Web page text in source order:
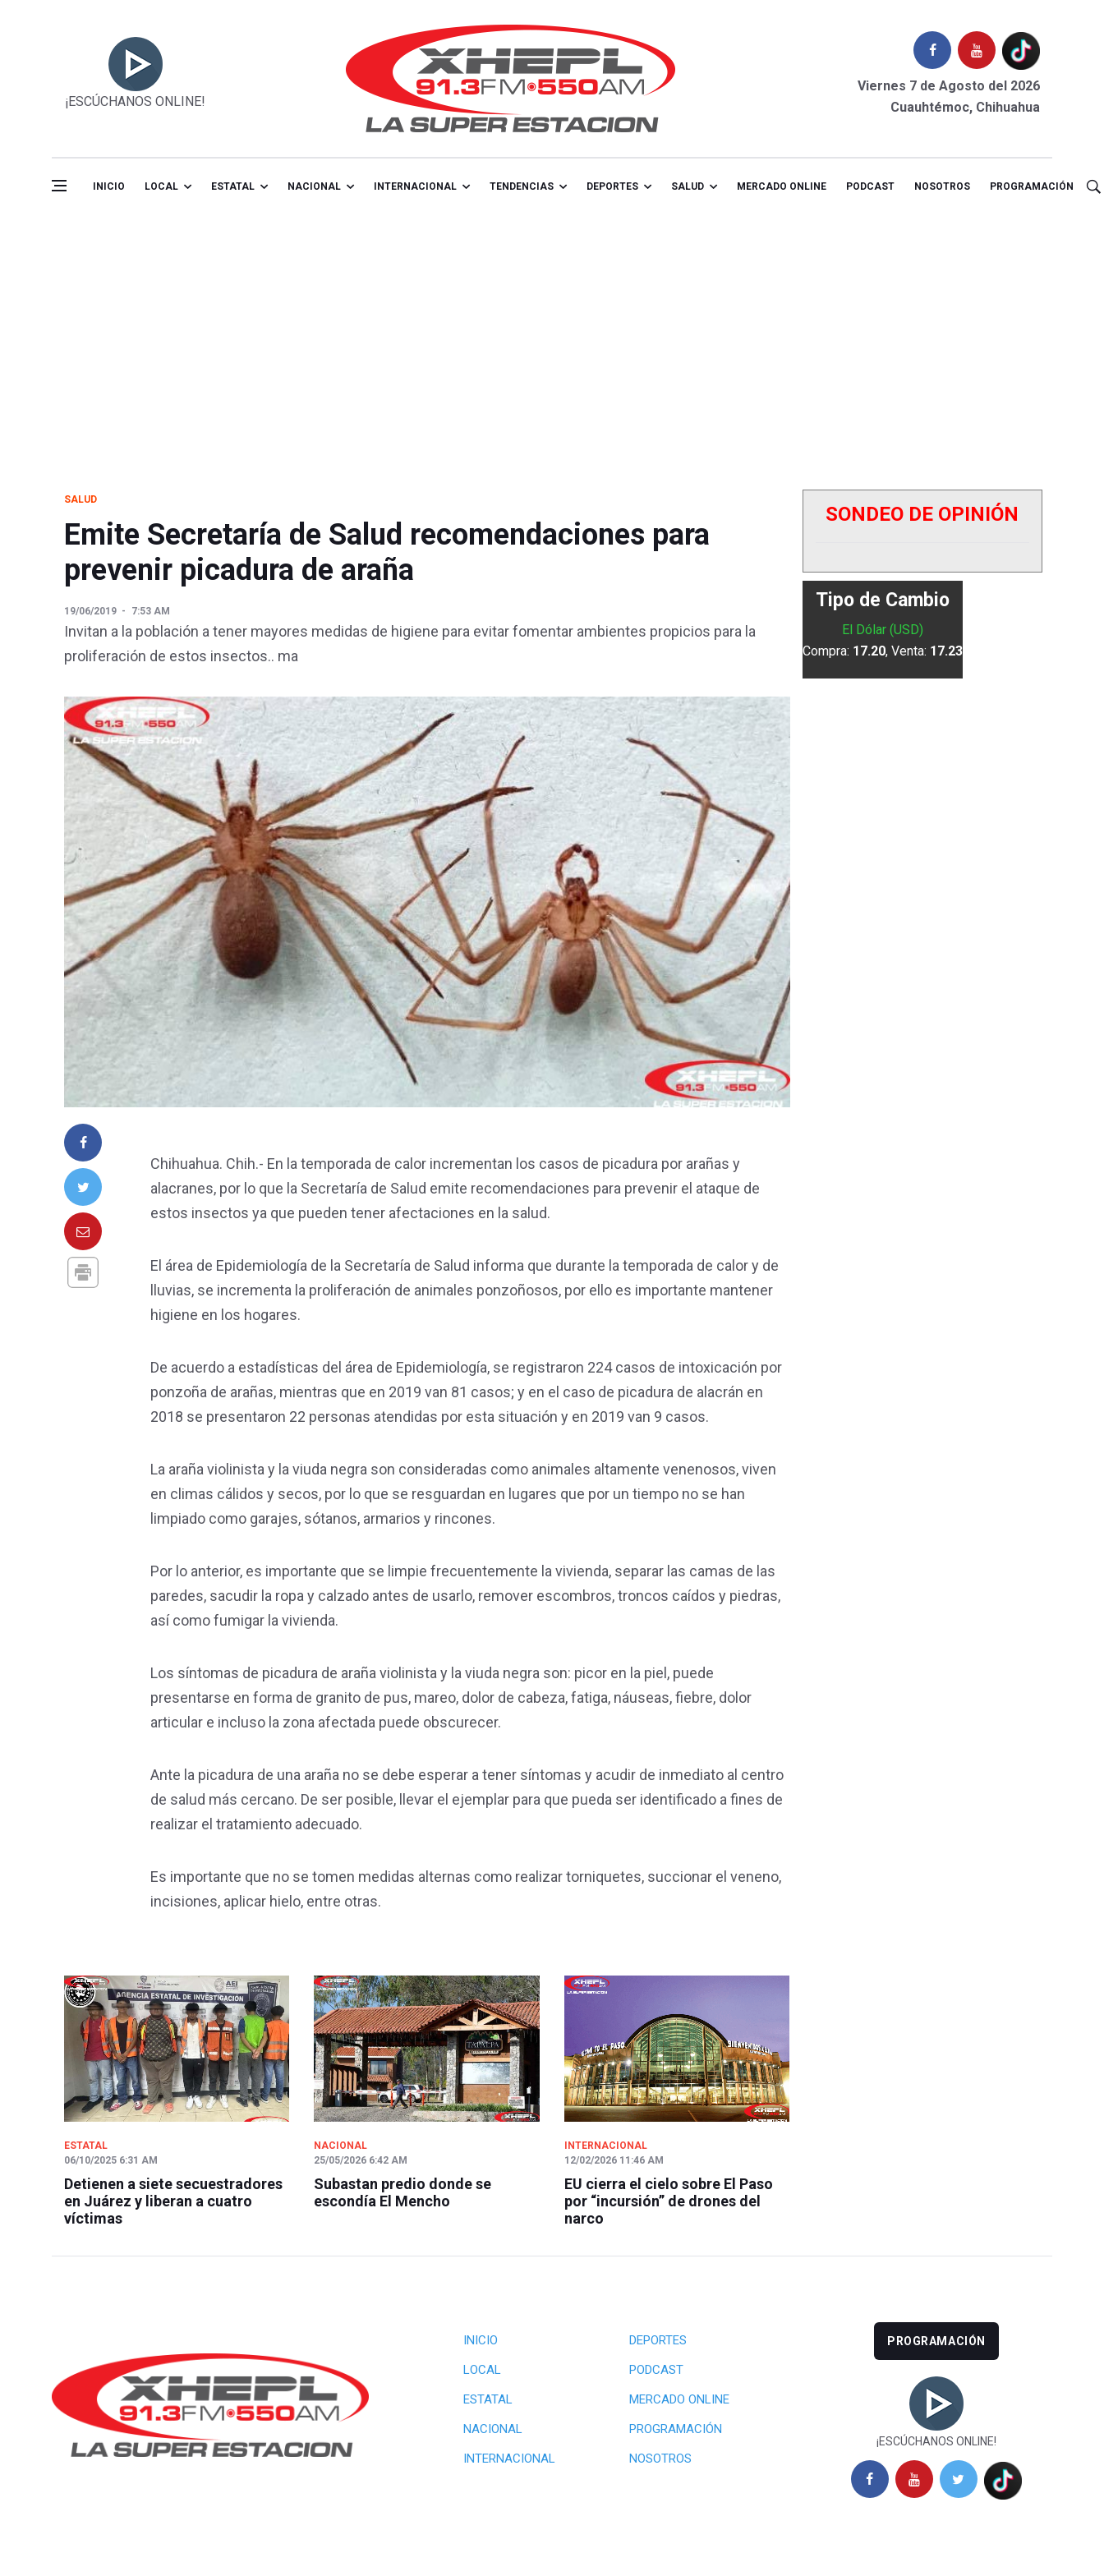
¡ESCÚCHANOS ONLINE!
Viernes 7 de Agosto del 2026
Cuauhtémoc, Chihuahua
INICIO LOCAL ESTATAL NACIONAL INTERNACIONAL TENDENCIAS DEPORTES SALUD MERCADO ONLINE PODCAST NOSOTROS PROGRAMACIÓN
SALUD
Emite Secretaría de Salud recomendaciones para
prevenir picadura de araña
19/06/2019 7:53 AM
Invitan a la población a tener mayores medidas de higiene para evitar fomentar ambientes propicios para la
proliferación de estos insectos.. ma
Chihuahua. Chih.- En la temporada de calor incrementan los casos de picadura por arañas y
alacranes, por lo que la Secretaría de Salud emite recomendaciones para prevenir el ataque de
estos insectos ya que pueden tener afectaciones en la salud.
El área de Epidemiología de la Secretaría de Salud informa que durante la temporada de calor y de
lluvias, se incrementa la proliferación de animales ponzoñosos, por ello es importante mantener
higiene en los hogares.
De acuerdo a estadísticas del área de Epidemiología, se registraron 224 casos de intoxicación por
ponzoña de arañas, mientras que en 2019 van 81 casos; y en el caso de picadura de alacrán en
2018 se presentaron 22 personas atendidas por esta situación y en 2019 van 9 casos.
La araña violinista y la viuda negra son consideradas como animales altamente venenosos, viven
en climas cálidos y secos, por lo que se resguardan en lugares que por un tiempo no se han
limpiado como garajes, sótanos, armarios y rincones.
Por lo anterior, es importante que se limpie frecuentemente la vivienda, separar las camas de las
paredes, sacudir la ropa y calzado antes de usarlo, remover escombros, troncos caídos y piedras,
así como fumigar la vivienda.
Los síntomas de picadura de araña violinista y la viuda negra son: picor en la piel, puede
presentarse en forma de granito de pus, mareo, dolor de cabeza, fatiga, náuseas, fiebre, dolor
articular e incluso la zona afectada puede obscurecer.
Ante la picadura de una araña no se debe esperar a tener síntomas y acudir de inmediato al centro
de salud más cercano. De ser posible, llevar el ejemplar para que pueda ser identificado a fines de
realizar el tratamiento adecuado.
Es importante que no se tomen medidas alternas como realizar torniquetes, succionar el veneno,
incisiones, aplicar hielo, entre otras.
ESTATAL
06/10/2025 6:31 AM
Detienen a siete secuestradores
en Juárez y liberan a cuatro
víctimas
NACIONAL
25/05/2026 6:42 AM
Subastan predio donde se
escondía El Mencho
INTERNACIONAL
12/02/2026 11:46 AM
EU cierra el cielo sobre El Paso
por “incursión” de drones del
narco
SONDEO DE OPINIÓN
Tipo de Cambio
El Dólar (USD)
Compra: 17.20, Venta: 17.23
INICIO
DEPORTES
LOCAL
PODCAST
ESTATAL
MERCADO ONLINE
NACIONAL
PROGRAMACIÓN
INTERNACIONAL
NOSOTROS
PROGRAMACIÓN
¡ESCÚCHANOS ONLINE!